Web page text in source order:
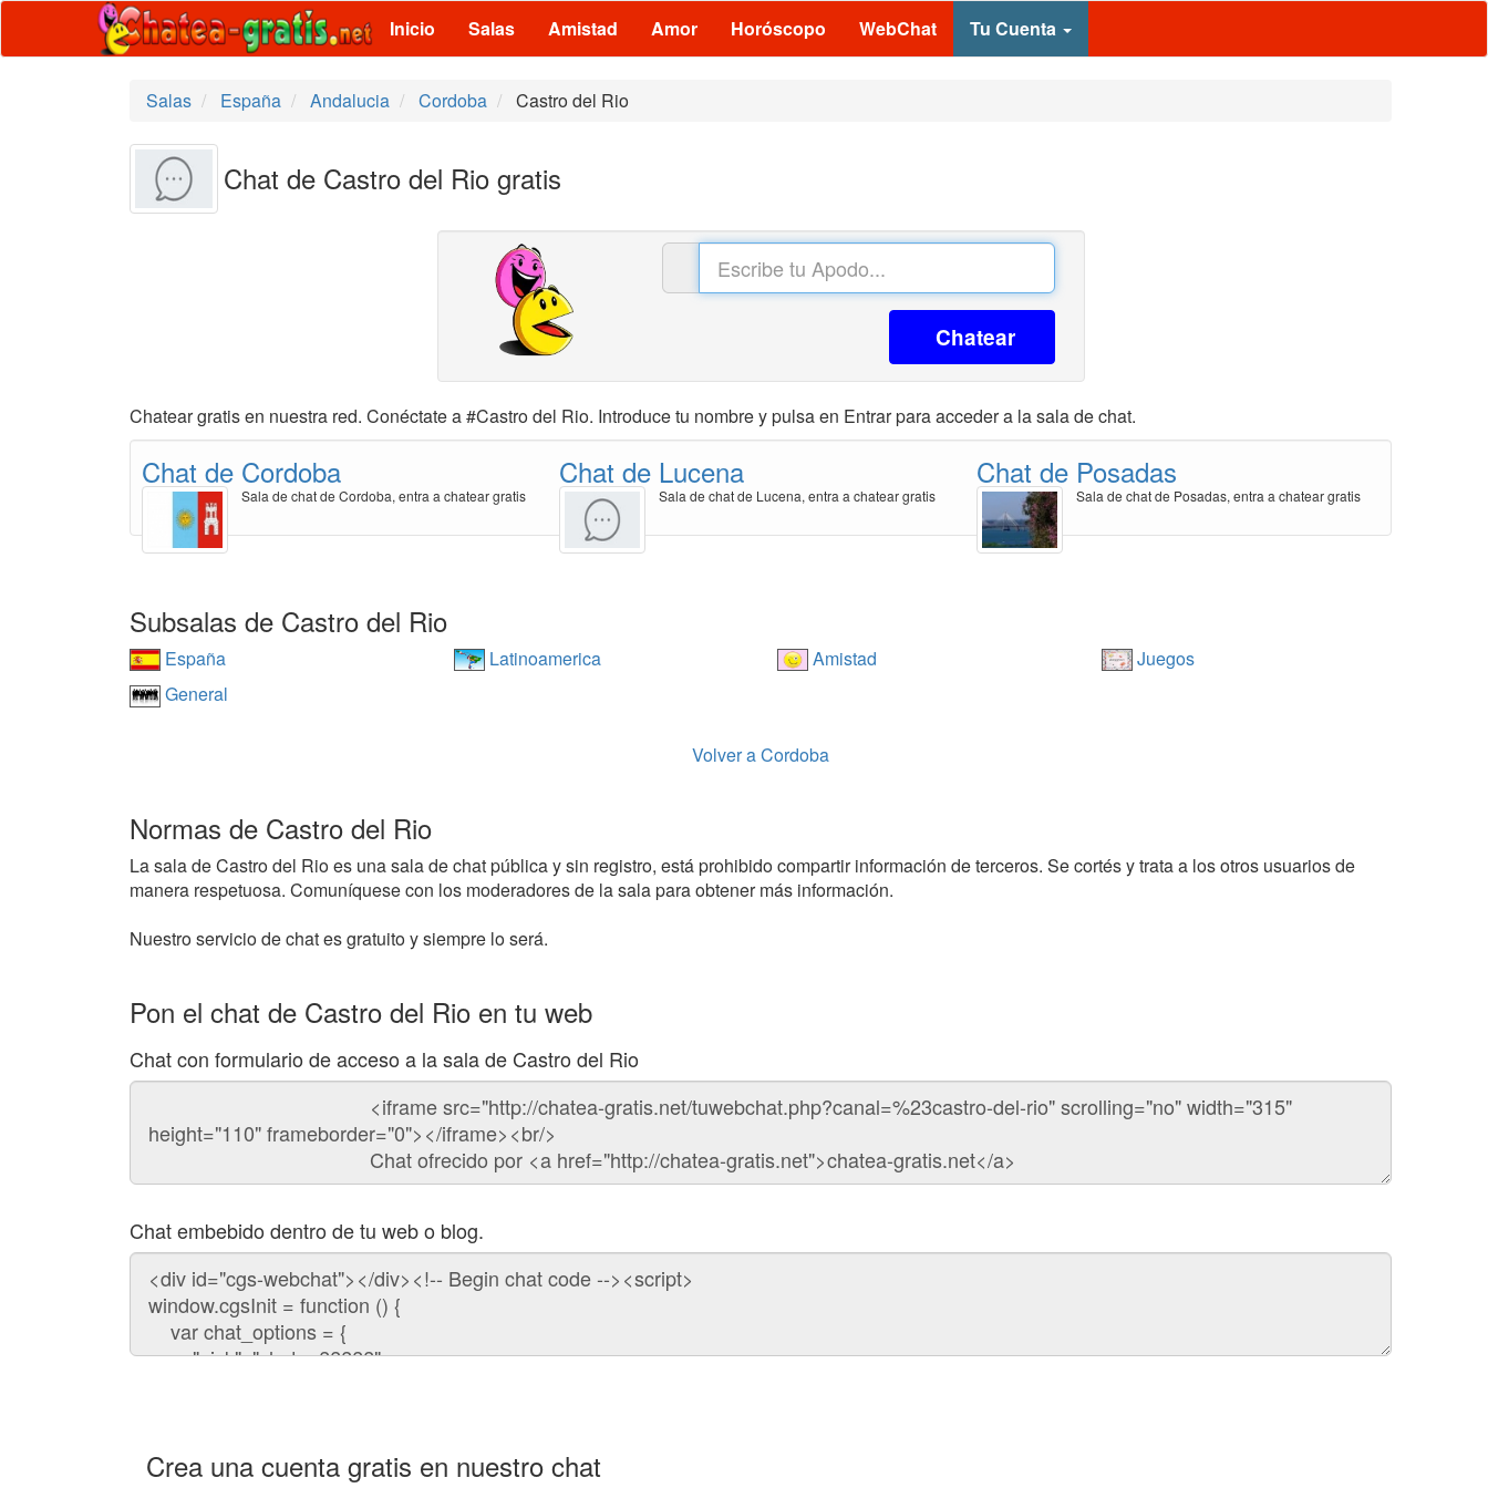
Inicio Salas Amistad Amor Horóscopo WebChat Tu Cuenta
Salas España Andalucia Cordoba Castro del Rio
Chat de Castro del Rio gratis
Chatear
Chatear gratis en nuestra red. Conéctate a #Castro del Rio. Introduce tu nombre y pulsa en Entrar para acceder a la sala de chat.
Chat de Cordoba
Sala de chat de Cordoba, entra a chatear gratis
Chat de Lucena
Sala de chat de Lucena, entra a chatear gratis
Chat de Posadas
Sala de chat de Posadas, entra a chatear gratis
Subsalas de Castro del Rio
España Latinoamerica Amistad
Juegos
General
Volver a Cordoba
Normas de Castro del Rio
La sala de Castro del Rio es una sala de chat pública y sin registro, está prohibido compartir información de terceros. Se cortés y trata a los otros usuarios de
manera respetuosa. Comuníquese con los moderadores de la sala para obtener más información.
Nuestro servicio de chat es gratuito y siempre lo será.
Pon el chat de Castro del Rio en tu web
Chat con formulario de acceso a la sala de Castro del Rio
Código
chat
Chat embebido dentro de tu web o blog.
Código
para
embeber
chat
Crea una cuenta gratis en nuestro chat